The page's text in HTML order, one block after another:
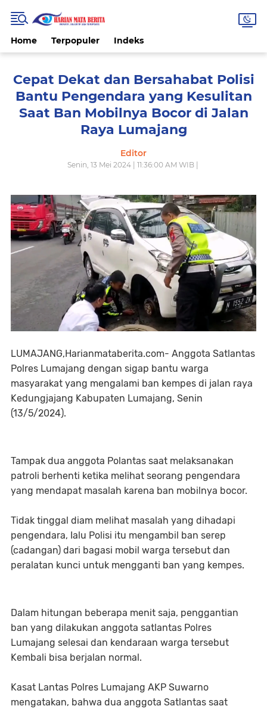
Home Terpopuler Indeks
Cepat Dekat dan Bersahabat Polisi
Bantu Pengendara yang Kesulitan
Saat Ban Mobilnya Bocor di Jalan
Raya Lumajang
Editor
Senin, 13 Mei 2024 | 11:36:00 AM WIB |
LUMAJANG,Harianmataberita.com- Anggota Satlantas
Polres Lumajang dengan sigap bantu warga
masyarakat yang mengalami ban kempes di jalan raya
Kedungjajang Kabupaten Lumajang, Senin
(13/5/2024).
Tampak dua anggota Polantas saat melaksanakan
patroli berhenti ketika melihat seorang pengendara
yang mendapat masalah karena ban mobilnya bocor.
Tidak tinggal diam melihat masalah yang dihadapi
pengendara, Ialu Polisi itu mengambil ban serep
(cadangan) dari bagasi mobil warga tersebut dan
peralatan kunci untuk mengganti ban yang kempes.
Dalam hitungan beberapa menit saja, penggantian
ban yang dilakukan anggota satlantas Polres
Lumajang selesai dan kendaraan warga tersebut
Kembali bisa berjalan normal.
Kasat Lantas Polres Lumajang AKP Suwarno
mengatakan, bahwa dua anggota Satlantas saat